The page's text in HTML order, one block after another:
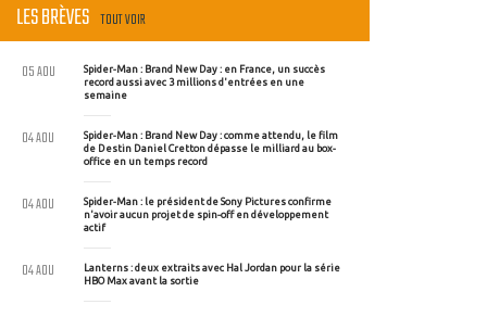
LES BRÈVES TOUT VOIR
Spider-Man : Brand New Day : en France, un succès
record aussi avec 3 millions d'entrées en une
semaine
05 AOU
Spider-Man : Brand New Day : comme attendu, le film
de Destin Daniel Cretton dépasse le milliard au box-
office en un temps record
04 AOU
Spider-Man : le président de Sony Pictures confirme
n'avoir aucun projet de spin-off en développement
actif
04 AOU
Lanterns : deux extraits avec Hal Jordan pour la série
HBO Max avant la sortie
04 AOU